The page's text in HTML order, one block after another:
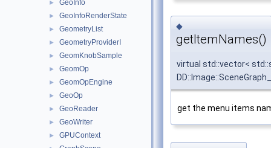
► GeoInfo
► GeoInfoRenderState
► GeometryList
► GeometryProviderI
► GeomKnobSample
► GeomOp
► GeomOpEngine
► GeoOp
► GeoReader
► GeoWriter
► GPUContext
◆
getItemNames()
virtual std::vector<
get the menu items